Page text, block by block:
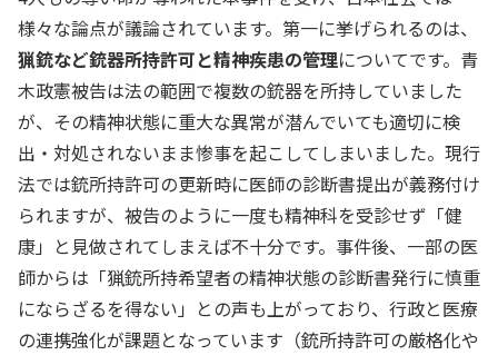
様々な論点が議論されています。第一に挙げられるのは、
猟銃など銃器所持許可と精神疾患の管理についてです。青
木政憲被告は法の範囲で複数の銃器を所持していました
が、その精神状態に重大な異常が潜んでいても適切に検
出・対処されないまま惨事を起こしてしまいました。現行
法では銃所持許可の更新時に医師の診断書提出が義務付け
られますが、被告のように一度も精神科を受診せず「健
康」と見做されてしまえば不十分です。事件後、一部の医
師からは「猟銃所持希望者の精神状態の診断書発行に慎重
にならざるを得ない」との声も上がっており、行政と医療
の連携強化が課題となっています（銃所持許可の厳格化や